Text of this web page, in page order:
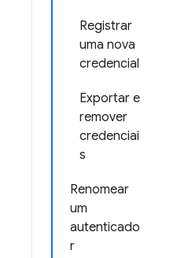
Registrar
uma nova
credencial
Exportar e
remover
credenciai
s
Renomear
um
autenticado
r